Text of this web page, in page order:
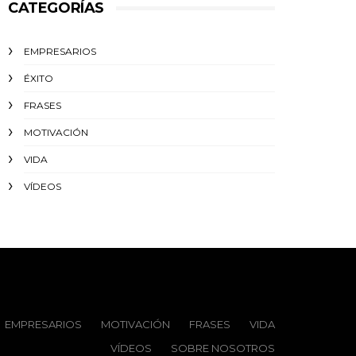
CATEGORÍAS
EMPRESARIOS
ÉXITO‬
FRASES
MOTIVACIÓN
VIDA
VÍDEOS
EMPRESARIOS MOTIVACIÓN FRASES
VIDA
VÍDEOS
SOBRE NOSOTROS